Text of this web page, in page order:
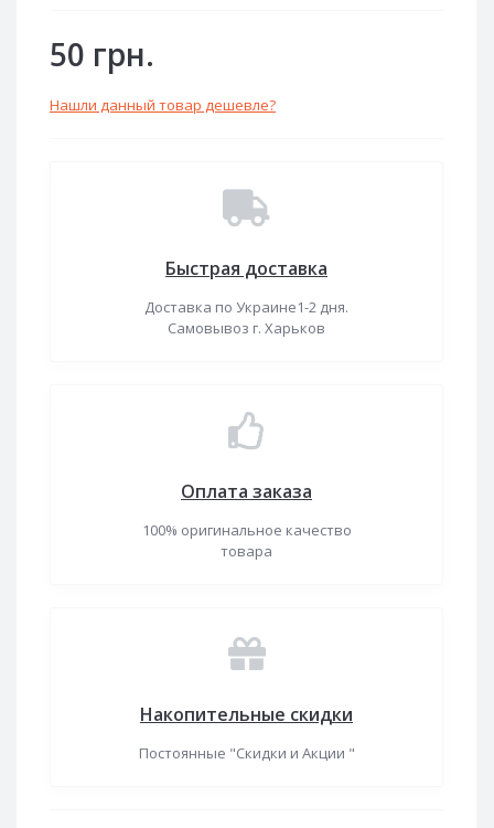
50 грн.
Нашли данный товар дешевле?
Быстрая доставка
Доставка по Украине1-2 дня.
Самовывоз г. Харьков
Оплата заказа
100% оригинальное качество
товара
Накопительные скидки
Постоянные "Скидки и Акции "